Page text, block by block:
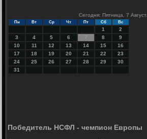
Сегодня: Пятница, 7
Пн Вт Ср Чт Пт Сб Вс
1
2
3
4 5 6 7 8
9
10
11 12 13 14 15
16
17
18 19 20 21 22
23
24
25 26 27 28 29
30
31
Победитель НСФЛ - чемпион Европы